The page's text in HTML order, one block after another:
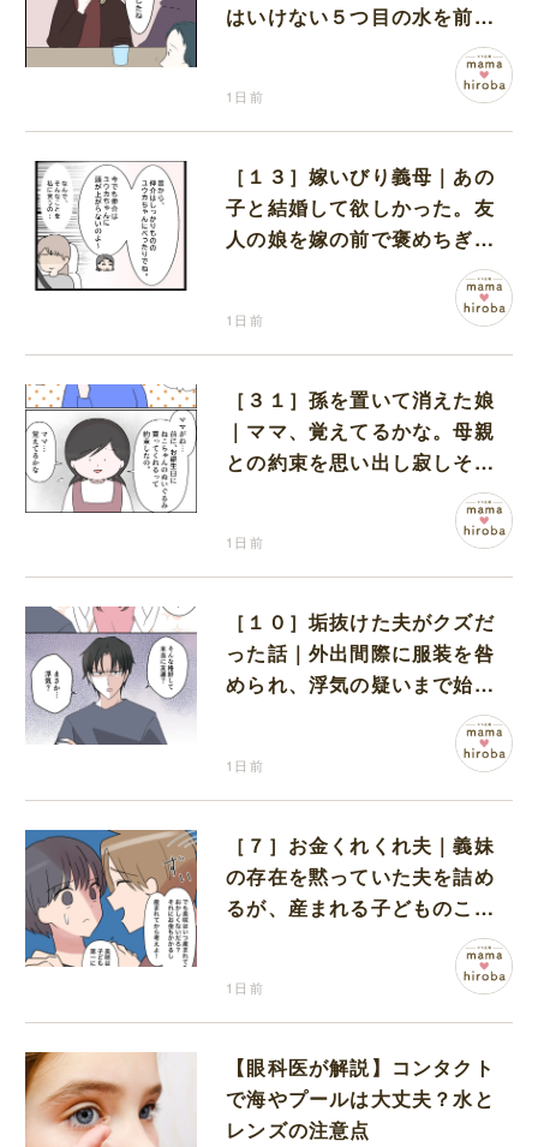
はいけない５つ目の水を前に
1日前
［１３］嫁いびり義母｜あの
子と結婚して欲しかった。友
人の娘を嫁の前で褒めちぎる
1日前
［３１］孫を置いて消えた娘
｜ママ、覚えてるかな。母親
との約束を思い出し寂しそう
1日前
［１０］垢抜けた夫がクズだ
った話｜外出間際に服装を咎
められ、浮気の疑いまで始め
1日前
［７］お金くれくれ夫｜義妹
の存在を黙っていた夫を詰め
るが、産まれる子どものこと
を第一に考えてと流される
1日前
【眼科医が解説】コンタクト
で海やプールは大丈夫？水と
レンズの注意点